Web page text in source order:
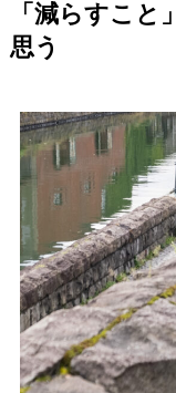
「減らすこと
思う